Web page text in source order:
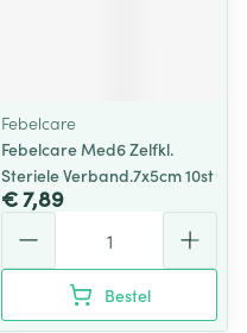
Febelcare
Febelcare Med6 Zelfkl.
Steriele Verband.7x5cm 10st
€ 7,89
Bestel